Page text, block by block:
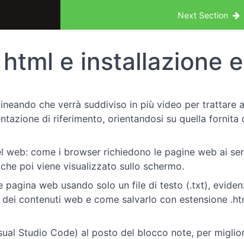
Next Section
e installazione
che verrà suddiviso in più video per trattare
di riferimento, orientandosi su quella fornita
come i browser richiedono le pagine web ai
poi viene visualizzato sullo schermo.
pagina web usando solo un file di testo (.txt),
contenuti web e come salvarlo con estensione
Studio Code) al posto del blocco note, per